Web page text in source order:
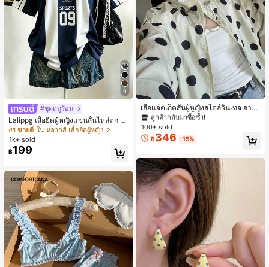
9
#ชุดฤดูร้อน
Lalippa เสื้อยืดผู้หญิงแขนสั้นไหล่ตก ค
อวีปกเสื้อ ลายพิมพ์ดิจิทัลลายทาง สไตล์
สปอร์ตแฟชั่นมินิมอล ของขวัญสำหรับเ
พื่อน
#1 ขายดี ใน หลากสี เสื้อยืดผู้หญิง
1k+ sold
฿199
เสื้อแจ็คเก็ตสั้นผู้หญิงสไตล์วินเทจ ลายจุ
ดขนาดใหญ่ คอตั้ง เอวเข้ารูป แขนพอง
ทรงหลวม แฟชั่นอเนกประสงค์ สำหรับใ
ส่ประจำวันและไปเที่ยวพักผ่อน
#1 ขายดี ใน กระเป๋า เสื้อคลุมลำลอง
ลูกค้ากลับมาซื้อซ้ำ!
#1 ขายดี ใน กระเป๋า เสื้อคลุมลำลอง
ลูกค้ากลับมาซื้อซ้ำ!
#1 ขายดี ใน กระเป๋า เสื้อคลุมลำลอง
ลูกค้ากลับมาซื้อซ้ำ!
#1 ขายดี ใน กระเป๋า เสื้อคลุมลำลอง
ลูกค้ากลับมาซื้อซ้ำ!
100+ sold
฿346 -15%